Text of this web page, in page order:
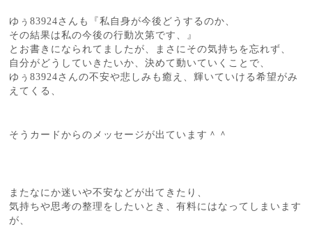
ゆぅ83924さんも『私自身が今後どうするのか、
その結果は私の今後の行動次第です、』
とお書きになられてましたが、まさにその気持ちを忘れず、
自分がどうしていきたいか、決めて動いていくことで、
ゆぅ83924さんの不安や悲しみも癒え、輝いていける希望がみ
えてくる、
そうカードからのメッセージが出ています＾＾
またなにか迷いや不安などが出てきたり、
気持ちや思考の整理をしたいとき、有料にはなってしまいます
が、